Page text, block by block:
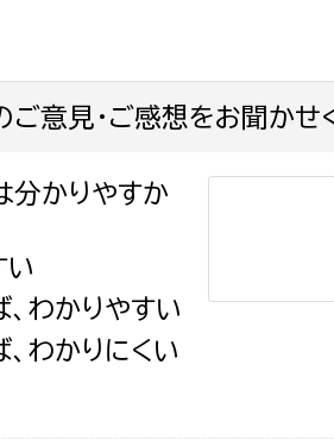
意見・ご感想をお聞かせ
分かりやすか
い
わかりやすい
わかりにくい